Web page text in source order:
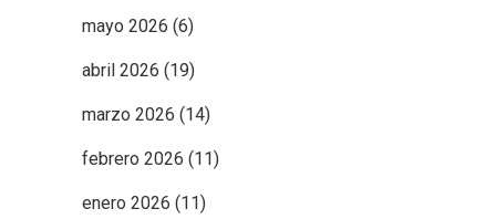
mayo 2026 (6)
abril 2026 (19)
marzo 2026 (14)
febrero 2026 (11)
enero 2026 (11)